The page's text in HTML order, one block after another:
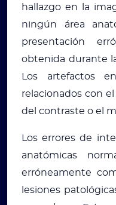
hallazgo en la
ningún área
presentación
obtenida durante
Los artefactos
relacionados con
del contraste o el
Los errores de
anatómicas
erróneamente
lesiones